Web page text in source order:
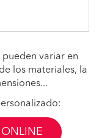
pueden variar en
los materiales, la